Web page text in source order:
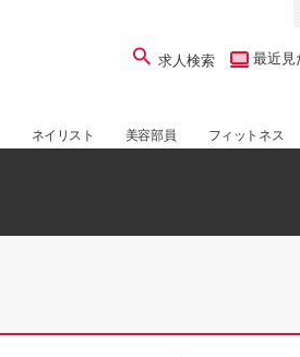
求人検索 最近見
ネイリスト 美容部員 フィットネス